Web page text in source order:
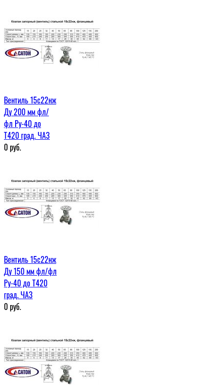
Вентиль 15с22нж
Ду 200 мм фл/
фл Ру-40 до
Т420 град. ЧАЗ
0руб.
Вентиль 15с22нж
Ду 150 мм фл/фл
Ру-40 до Т420
град. ЧАЗ
0руб.